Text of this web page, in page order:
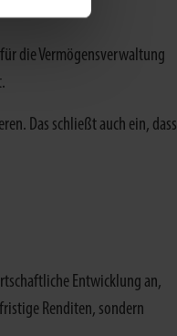
die Vermögensverwaltung
Das schließt auch ein, dass
Entwicklung an,
Renditen, sondern